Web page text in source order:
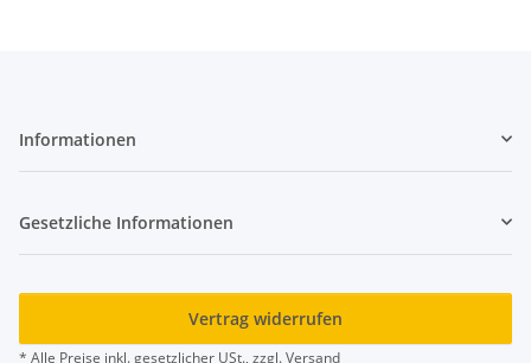
Informationen
Gesetzliche Informationen
Vertrag widerrufen
* Alle Preise inkl. gesetzlicher USt., zzgl.Versand